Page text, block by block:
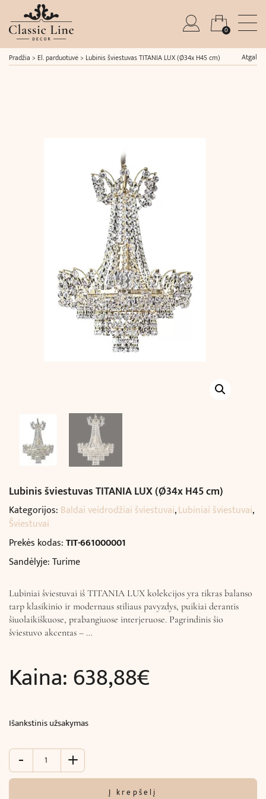
0
Pradžia > El. parduotuvė> Lubinis šviestuvas TITANIA LUX (Ø34x H45 cm) Atgal
Lubinis šviestuvas TITANIA LUX (Ø34x H45 cm)
Kategorijos: Baldai veidrodžiai šviestuvai,Lubiniai šviestuvai,
Šviestuvai
Prekės kodas:TIT-661000001
Sandėlyje: Turime
Lubiniai šviestuvai iš TITANIA LUX kolekcijos yra tikras balanso
tarp klasikinio ir modernaus stiliaus pavyzdys, puikiai derantis
šiuolaikiškuose, prabangiuose interjeruose. Pagrindinis šio
šviestuvo akcentas – …
Kaina:638,88€
Išankstinis užsakymas
-
produkto
Lubinis
+
Į krepšelį